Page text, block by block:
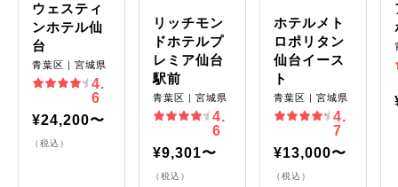
ウェスティ
ンホテル仙
台
青葉区｜宮城県
4.
6
¥24,200〜
（税込）
リッチモン
ドホテルプ
レミア仙台
駅前
青葉区｜宮城県
4.
6
¥9,301〜
（税込）
ホテルメト
ロポリタン
仙台イース
ト
青葉区｜宮城県
4.
7
¥13,000〜
（税込）